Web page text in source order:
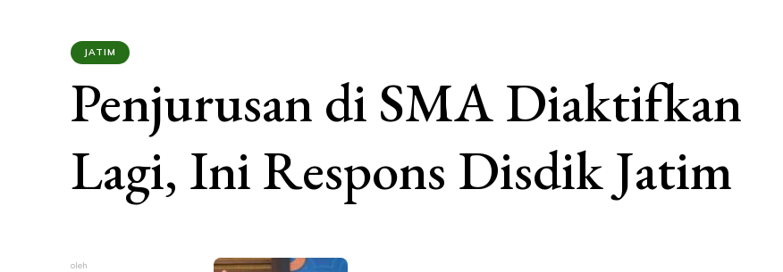
JATIM
Penjurusan di SMA Diaktifkan
Lagi, Ini Respons Disdik Jatim
oleh